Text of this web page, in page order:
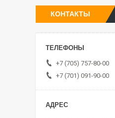
КОНТАКТЫ
+7 (705) 757-80-00
+7 (701) 091-90-00